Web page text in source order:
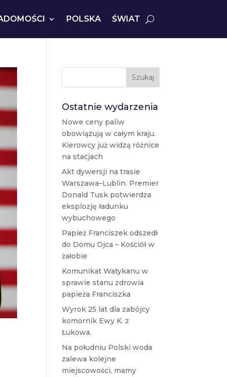
POLSKA ŚWIAT
Szukaj
Ostatnie wydarzenia
Nowe ceny paliw
obowiązują w całym kraju.
Kierowcy już widzą różnice
na stacjach
Akt dywersji na trasie
Warszawa–Lublin. Premier
Donald Tusk potwierdza
eksplozję ładunku
wybuchowego
Papież Franciszek odszedł
do Domu Ojca – Kościół w
żałobie
Komunikat Watykanu w
sprawie stanu zdrowia
papieża Franciszka
Wyrok 25 lat dla zabójcy
komornik Ewy K. z
Łukowa.
Na południu Polski woda
zalewa kolejne
miejscowości, mamy